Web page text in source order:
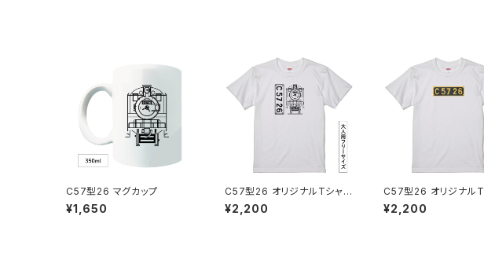
C57型26 マグカップ
¥1,650
C57型26 オリジナルTシャツ
A
¥2,200
C57型26 オリジナルT
C
¥2,200